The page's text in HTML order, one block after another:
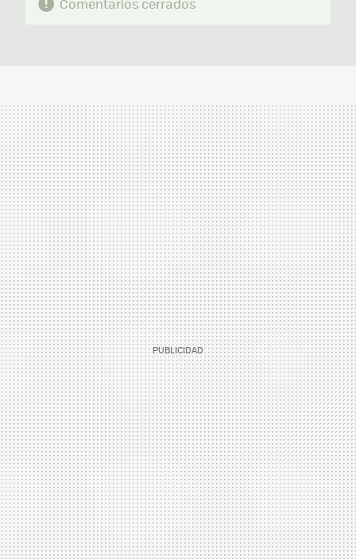
Comentarios cerrados